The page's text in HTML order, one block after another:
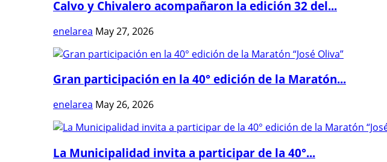
Calvo y Chivalero acompañaron la edición 32 del...
enelarea May 27, 2026
Gran participación en la 40° edición de la Maratón...
enelarea May 26, 2026
La Municipalidad invita a participar de la 40°...